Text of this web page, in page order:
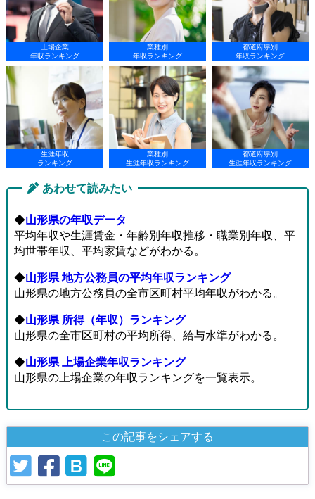
上場企業
年収ランキング
業種別
年収ランキング
都道府県別
年収ランキング
生涯年収
ランキング
業種別
生涯年収ランキング
都道府県別
生涯年収ランキング
あわせて読みたい
◆山形県の年収データ
平均年収や生涯賃金・年齢別年収推移・職業別年収、平
均世帯年収、平均家賃などがわかる。
◆山形県 地方公務員の平均年収ランキング
山形県の地方公務員の全市区町村平均年収がわかる。
◆山形県 所得（年収）ランキング
山形県の全市区町村の平均所得、給与水準がわかる。
◆山形県 上場企業年収ランキング
山形県の上場企業の年収ランキングを一覧表示。
この記事をシェアする